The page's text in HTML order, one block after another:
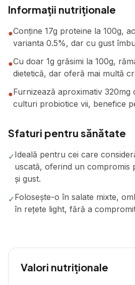
Informații nutriționale
●Conține 17g proteine la 100g,
varianta 0.5%, dar cu gust
●Cu doar 1g grăsimi la 100g,
dietetică, dar oferă mai multă
●Furnizează aproximativ 320mg
culturi probiotice vii, benefice
Sfaturi pentru sănătate
✓Ideală pentru cei care
uscată, oferind un compromis
și gust.
✓Folosește-o în salate mixte,
în rețete light, fără a
Valori nutriționale